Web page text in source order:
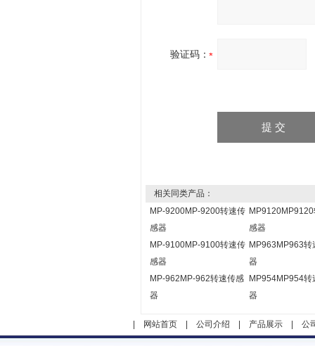
验证码：
相关同类产品：
MP-9200MP-9200转速传
感器
感器
MP-9100MP-9100转速传
感器
MP963MP963转
器
MP-962MP-962转速传感
器
MP954MP954转
器
网站首页| 公司介绍 产品展示| 公